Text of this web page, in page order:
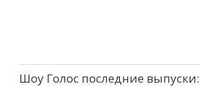
Шоу Голос последние выпуски: